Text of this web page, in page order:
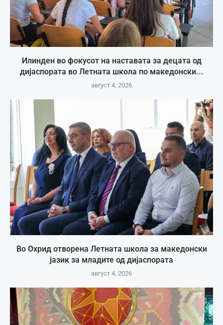
Илинден во фокусот на наставата за децата од
дијаспората во Летната школа по македонски...
август 4, 2026
Во Охрид отворена Летната школа за македонски
јазик за младите од дијаспората
август 4, 2026